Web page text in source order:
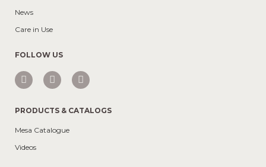
News
Care in Use
FOLLOW US
PRODUCTS & CATALOGS
Mesa Catalogue
Videos